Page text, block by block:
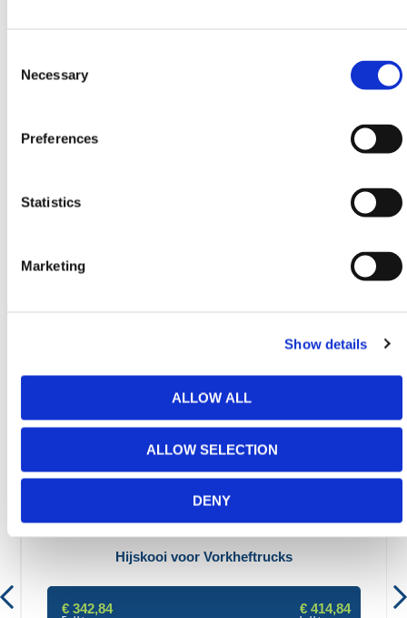
Selection
Necessary
Preferences
Statistics
Marketing
Show details
ALLOW ALL
ALLOW SELECTION
DENY
Collector Volume: 400L
contact op met HERMEQ.
Aanbevolen producten
Hijskooi voor Vorkheftrucks
€ 342,84 € 414,84